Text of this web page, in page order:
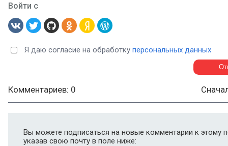
Войти с
Я даю согласие на обработку персональных данных
Комментариев: 0
Вы можете подписаться на новые комментарии к этому
указав свою почту в поле ниже: